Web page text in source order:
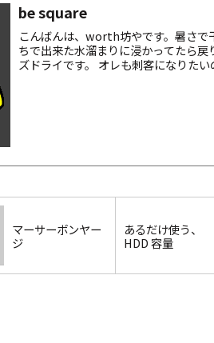
be square
こんばんは、worth坊やです。暑さで
ちで出来た水溜まりに浸かってたら
ズドライです。 オレも刺客になりた
マーサーボンヤー
ジ
あるだけ使う、
HDD 容量